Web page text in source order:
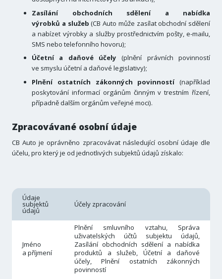
Zasílání obchodních sdělení a nabídka
výrobků a služeb (CB Auto může zasílat obchodní sdělení
a nabízet výrobky a služby prostřednictvím pošty, e-mailu,
SMS nebo telefonního hovoru);
Účetní a daňové účely (plnění právních povinností
ve smyslu účetní a daňové legislativy);
Plnění ostatních zákonných povinností(například
poskytování informací orgánům činným v trestním řízení,
případně dalším orgánům veřejné moci).
Zpracovávané osobní údaje
CB Auto je oprávněno zpracovávat následující osobní údaje dle
účelu, pro který je od jednotlivých subjektů údajů získalo:
Údaje
subjektů
údajů
Účely zpracování
Jméno
a příjmení
Plnění smluvního vztahu, Správa
uživatelských účtů subjektu údajů,
Zasílání obchodních sdělení a nabídka
produktů a služeb, Účetní a daňové
účely, Plnění ostatních zákonných
povinností